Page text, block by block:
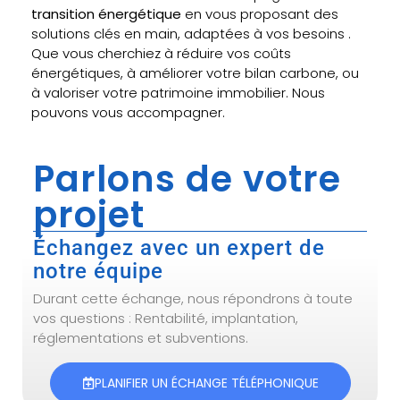
transition énergétique en vous proposant des
solutions clés en main, adaptées à vos besoins .
Que vous cherchiez à réduire vos coûts
énergétiques, à améliorer votre bilan carbone, ou
à valoriser votre patrimoine immobilier. Nous
pouvons vous accompagner.
Parlons de votre
projet
Échangez avec un expert de
notre équipe
Durant cette échange, nous répondrons à toute
vos questions : Rentabilité, implantation,
réglementations et subventions.
PLANIFIER UN ÉCHANGE TÉLÉPHONIQUE